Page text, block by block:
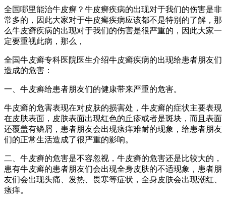
全国哪里能治牛皮癣？牛皮癣疾病的出现对于我们的伤害是非
常多的，因此大家对于牛皮癣疾病应该都不是特别的了解，那
么牛皮癣疾病的出现对于我们的伤害是很严重的，因此大家一
定要重视此病，那么，
全国牛皮癣专科医院医生介绍牛皮癣疾病的出现给患者朋友们
造成的危害：
一、牛皮癣给患者朋友们的健康带来严重的危害。
牛皮癣的危害表现在对皮肤的损害处，牛皮癣的症状主要表现
在皮肤表面，皮肤表面出现红色的丘疹或者是斑块，而且表面
还覆盖有鳞屑，患者朋友会出现瘙痒难耐的现象，给患者朋友
们的正常生活造成了很严重的影响。
二、牛皮癣的危害是不容忽视，牛皮癣的危害还是比较大的，
患有牛皮癣的患者朋友们会出现全身皮肤的不适现象，患者朋
友们会出现头痛、发热、畏寒等症状，全身皮肤会出现潮红、
瘙痒。